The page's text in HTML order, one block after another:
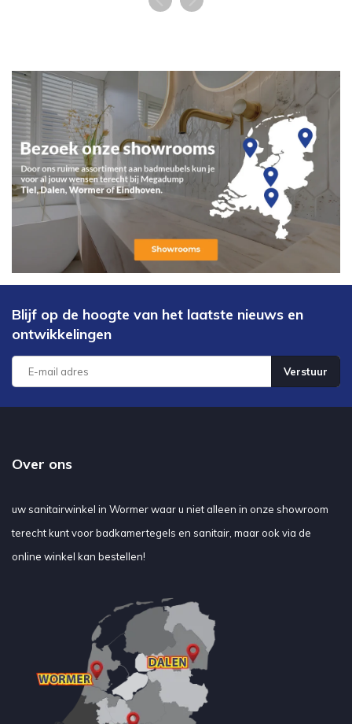
Blijf op de hoogte van het laatste nieuws en
ontwikkelingen
Verstuur
Over ons
uw sanitairwinkel in Wormer waar u niet alleen in onze showroom
terecht kunt voor badkamertegels en sanitair, maar ook via de
online winkel kan bestellen!